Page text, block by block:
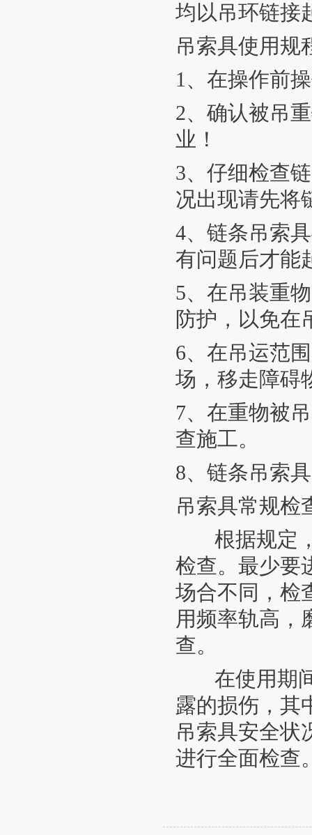
均以吊环链接
吊索具使用规
1、在操作前
2、确认被吊
业！
3、仔细检查
况出现请先将
4、链条吊索
有问题后才能
5、在吊装重
防护，以免在
6、在吊运范
场，移走障碍
7、在重物被
查施工。
8、链条吊索
吊索具常规检
根据规定，
检查。最少要
场合不同，检
用频率轨高，
查。
在使用期间
露的损伤，其
吊索具安全状
进行全面检查